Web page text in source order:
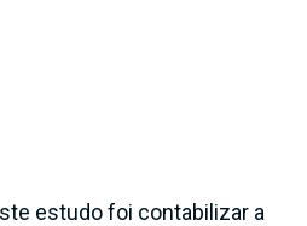
estudo foi contabilizar a